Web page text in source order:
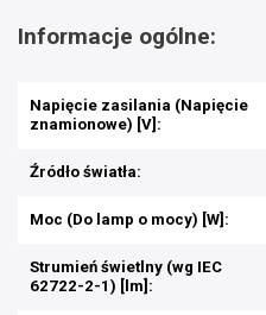
Informacje ogólne:
Napięcie zasilania (Napięcie
znamionowe) [V]:
Źródło światła:
Moc (Do lamp o mocy) [W]:
Strumień świetlny (wg IEC
62722-2-1) [lm]: